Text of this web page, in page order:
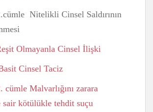
Nitelikli Cinsel Saldırının
Olmayanla Cinsel İlişki
Cinsel Taciz
Malvarlığını zarara
sair kötülükle tehdit suçu